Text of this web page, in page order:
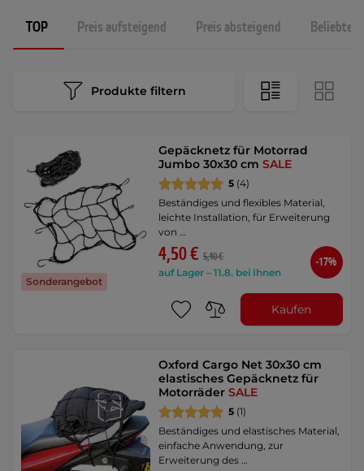
TOP Preis aufsteigend Preis absteigend
Produkte filtern
Sonderangebot
Gepäcknetz für Motorrad
Jumbo 30x30 cmSALE
5 (4)
Beständiges und flexibles Material,
leichte Installation, für Erweiterung
von …
4,50 € 5,40 €
auf Lager – 11.8. bei Ihnen
-17%
Kaufen
Oxford Cargo Net 30x30 cm
elastisches Gepäcknetz für
MotorräderSALE
5 (1)
Beständiges und elastisches Material,
einfache Anwendung, zur
Erweiterung des …